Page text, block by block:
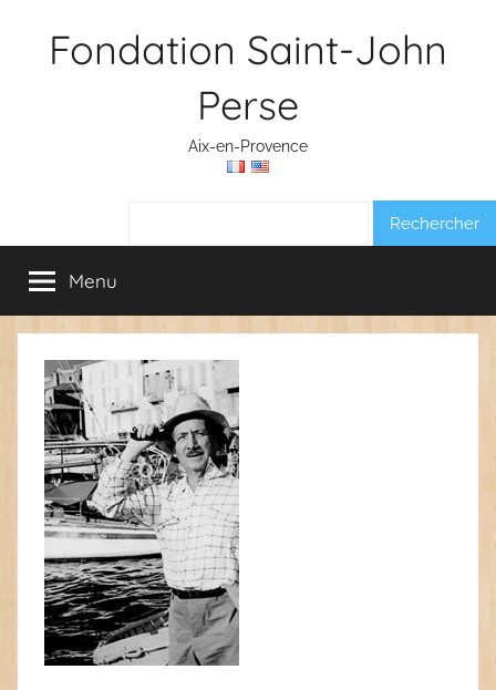
Fondation Saint-John
Perse
Aix-en-Provence
Menu